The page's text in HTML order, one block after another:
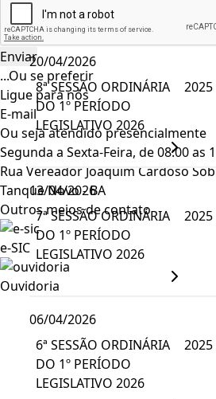
...Ou se preferir
Ligue para nós
E-mail
Ou seja atendido presencialmente
Segunda a Sexta-Feira, de 08:00 as
Rua Vereador Joaquim Cardoso
Tanque Novo - BA
Outros meios de contato
e-SIC
Ouvidoria
20/04/2026
8ª SESSÃO ORDINÁRIA
DO 1º PERÍODO
LEGISLATIVO 2026
2025
13/04/2026
7ª SESSÃO ORDINÁRIA
DO 1º PERÍODO
LEGISLATIVO 2026
2025
06/04/2026
6ª SESSÃO ORDINÁRIA
DO 1º PERÍODO
LEGISLATIVO 2026
2025